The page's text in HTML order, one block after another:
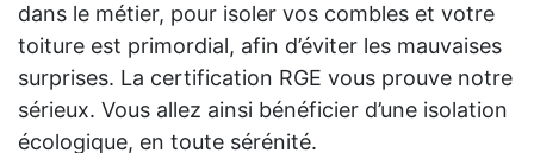
dans le métier, pour isoler vos combles et votre
toiture est primordial, afin d’éviter les mauvaises
surprises. La certification RGE vous prouve notre
sérieux. Vous allez ainsi bénéficier d’une isolation
écologique, en toute sérénité.